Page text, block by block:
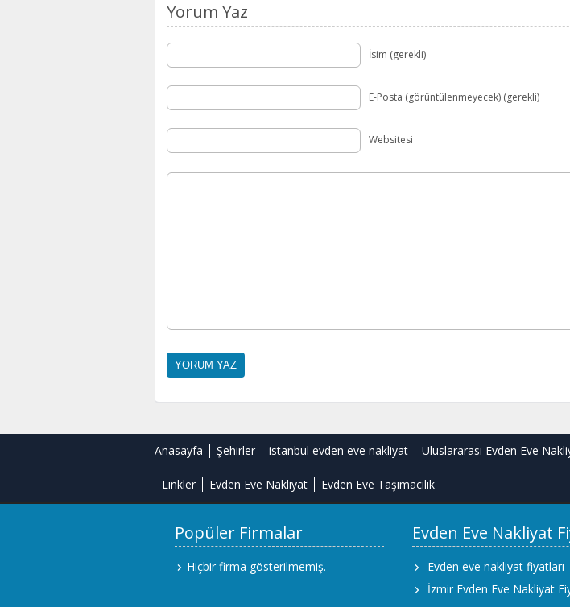
Yorum Yaz
İsim (gerekli)
E-Posta (görüntülenmeyecek) (gerekli)
Websitesi
Anasayfa Şehirler istanbul evden eve nakliyat Uluslararası Evden Eve
Linkler Evden Eve Nakliyat Evden Eve Taşımacılık
Popüler Firmalar
Hiçbir firma gösterilmemiş.
Evden Eve Nakliyat
Evden eve nakliyat fiyatları
İzmir Evden Eve Nakliyat